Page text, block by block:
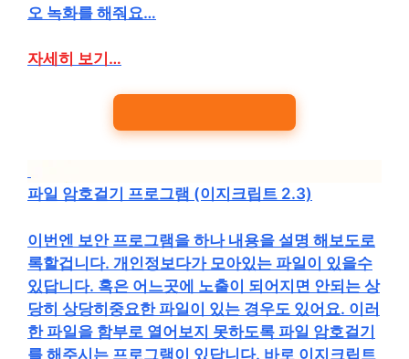
오 녹화를 해줘요…
자세히 보기…
파일 암호걸기 프로그램 (이지크립트 2.3)
이번엔 보안 프로그램을 하나 내용을 설명 해보도로
록할겁니다. 개인정보다가 모아있는 파일이 있을수
있답니다. 혹은 어느곳에 노출이 되어지면 안되는 상
당히 상당히중요한 파일이 있는 경우도 있어요. 이러
한 파일을 함부로 열어보지 못하도록 파일 암호걸기
를 해주시는 프로그램이 있답니다. 바로 이지크립트